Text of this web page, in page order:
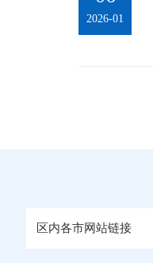
2026-01
区内各市网站链接